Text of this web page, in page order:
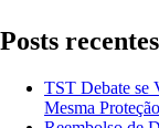
Posts recentes
TST Debate se
Mesma